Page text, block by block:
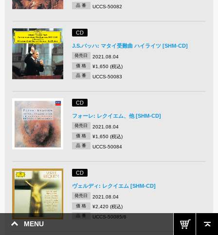
MENU
品 番 UCCS-50082
CD
J.S.バッハ: マタイ受難曲 ハイライツ [SHM-CD]
発売日 2021.08.04
価 格 ¥1,650 (税込)
品 番 UCCS-50083
CD
フォーレ: レクイエム、他 [SHM-CD]
発売日 2021.08.04
価 格 ¥1,650 (税込)
品 番 UCCS-50084
CD
ヴェルディ: レクイエム [SHM-CD]
発売日 2021.08.04
価 格 ¥2,420 (税込)
品 番 UCCS-50085/6